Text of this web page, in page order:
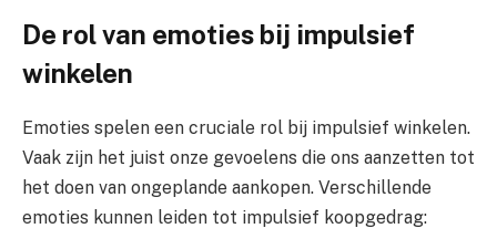
De rol van emoties bij impulsief
winkelen
Emoties spelen een cruciale rol bij impulsief winkelen.
Vaak zijn het juist onze gevoelens die ons aanzetten tot
het doen van ongeplande aankopen. Verschillende
emoties kunnen leiden tot impulsief koopgedrag: